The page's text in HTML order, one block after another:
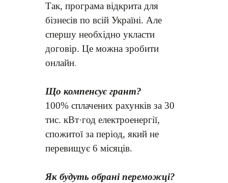
Так, програма відкрита для
бізнесів по всій Україні. Але
спершу необхідно укласти
договір. Це можна зробити
онлайн.
Що компенсує грант?
100% сплачених рахунків за 30
тис. кВт·год електроенергії,
спожитої за період, який не
перевищує 6 місяців.
Як будуть обрані переможці?